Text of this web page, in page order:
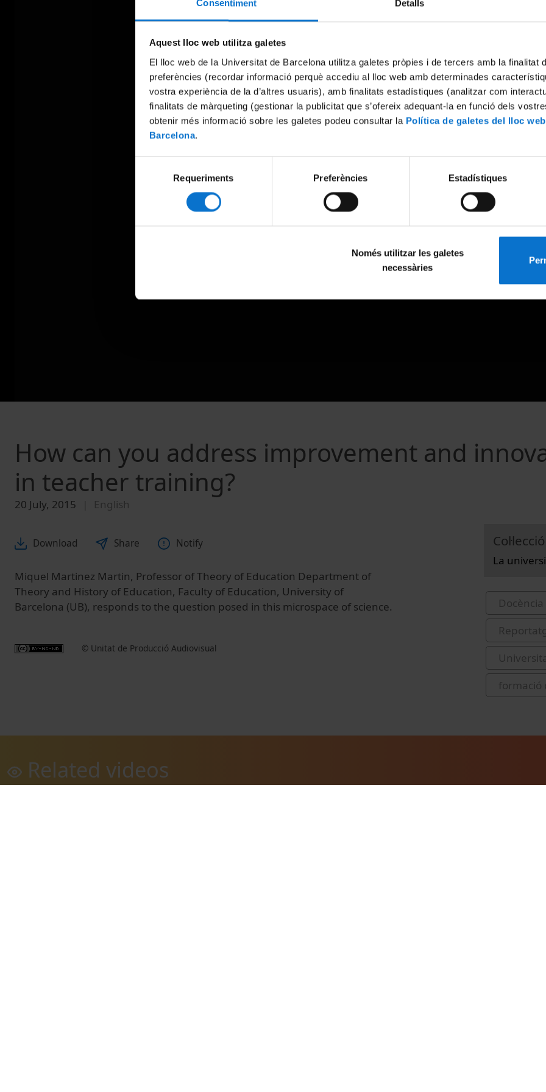
Consentiment Detalls
Aquest lloc web utilitza galetes
El lloc web de la Universitat de Barcelona utilitza galetes pròpies i de tercers amb la finalitat
preferències (recordar informació perquè accediu al lloc web amb determinades
vostra experiència de la d’altres usuaris), amb finalitats estadístiques (analitzar com
finalitats de màrqueting (gestionar la publicitat que s’ofereix adequant-la en funció dels
obtenir més informació sobre les galetes podeu consultar la Política de galetes del lloc
Barcelona.
consentiment
Requeriments Preferències Estadístiques
Només utilitzar les galetes
necessàries
How can you address improvement and
in teacher training?
20 July, 2015 English
Download Share Notify
Miquel Martinez Martin, Professor ofTheory of Education Department of
Theory and History of Education, Faculty of Education, University of
Barcelona (UB), responds to the question posed in this microspace of science.
© Unitat de Producció Audiovisual
Col·lecció
La
formació
Related videos